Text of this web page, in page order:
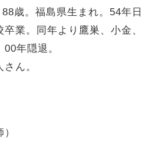
歳。福島県生まれ。54年日
業。同年より鷹巣、小金、
年隠退。
ん。